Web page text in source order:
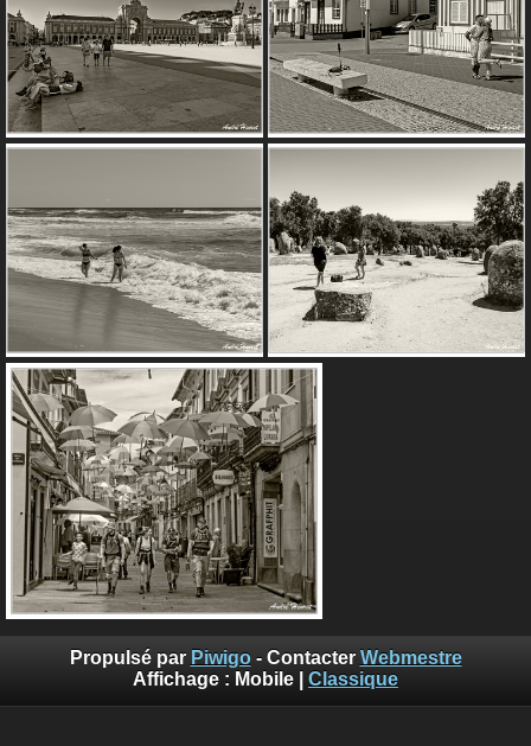
Propulsé par Piwigo- Contacter Webmestre
Affichage : Mobile
Classique